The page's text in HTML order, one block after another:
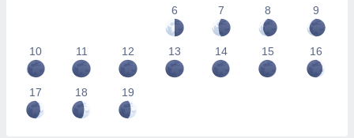
6
7 8 9
10 11 12 13 14 15 16
17 18 19